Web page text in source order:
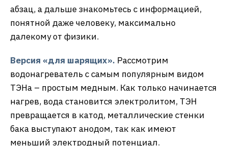
абзац, а дальше знакомьтесь с информацией,
понятной даже человеку, максимально
далекому от физики.
Версия «для шарящих». Рассмотрим
водонагреватель с самым популярным видом
ТЭНа – простым медным. Как только начинается
нагрев, вода становится электролитом, ТЭН
превращается в катод, металлические стенки
бака выступают анодом, так как имеют
меньший электродный потенциал.